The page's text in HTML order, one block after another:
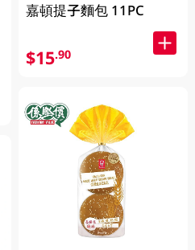
嘉頓提子麵包 11PC
$15.90